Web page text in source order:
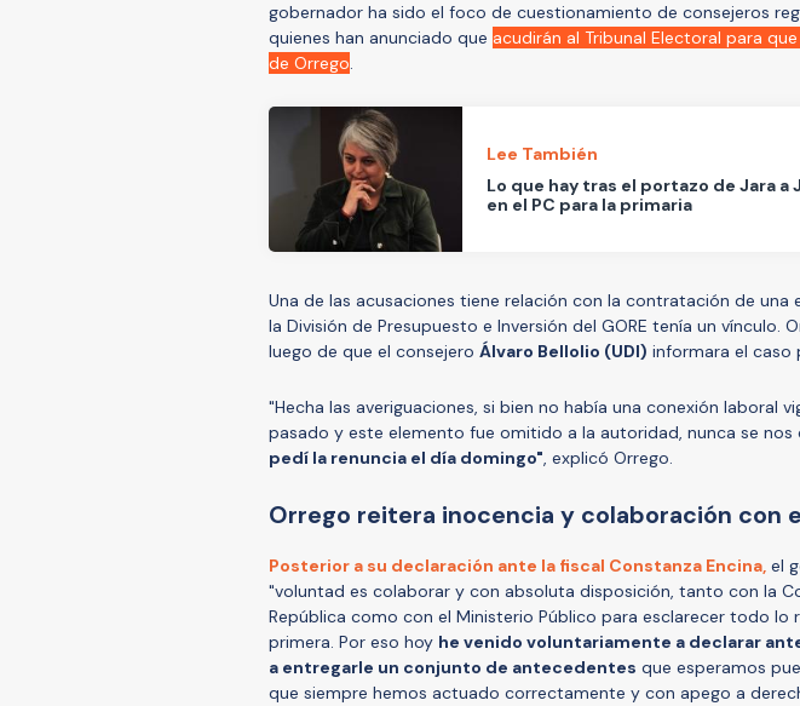
gobernador ha sido el foco de cuestionamiento de consejeros
quienes han anunciado que acudirán al Tribunal Electoral para
de Orrego.
Lee También
Lo que hay tras el portazo de Jara
en el PC para la primaria
Una de las acusaciones tiene relación con la contratación de una
la División de Presupuesto e Inversión del GORE tenía un vínculo.
luego de que el consejero Álvaro Bellolio (UDI) informara el caso
"Hecha las averiguaciones, si bien no había una conexión laboral
pasado y este elemento fue omitido a la autoridad, nunca se nos
pedí la renuncia el día domingo", explicó Orrego.
Orrego reitera inocencia y colaboración con
Posterior a su declaración ante la fiscal Constanza Encina, el
"voluntad es colaborar y con absoluta disposición, tanto con la
República como con el Ministerio Público para esclarecer todo lo
primera. Por eso hoy he venido voluntariamente a declarar
a entregarle un conjunto de antecedentes que esperamos
que siempre hemos actuado correctamente y con apego a